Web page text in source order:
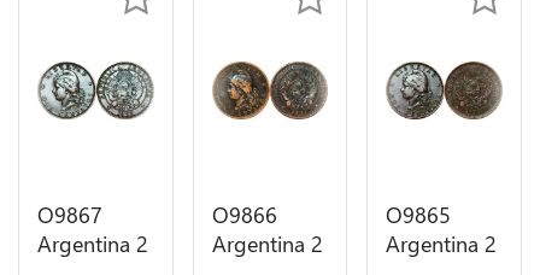
O9867
Argentina 2
O9866
Argentina 2
O9865
Argentina 2